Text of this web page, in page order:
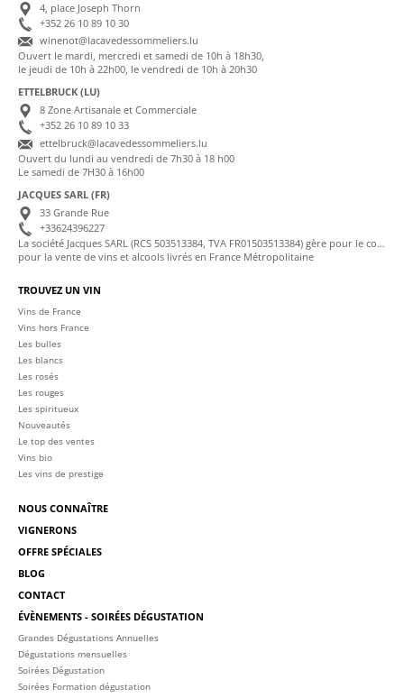
4, place Joseph Thorn
+352 26 10 89 10 30
winenot@lacavedessommeliers.lu
Ouvert le mardi, mercredi et samedi de 10h à 18h30,
le jeudi de 10h à 22h00, le vendredi de 10h à 20h30
ETTELBRUCK (LU)
8 Zone Artisanale et Commerciale
+352 26 10 89 10 33
ettelbruck@lacavedessommeliers.lu
Ouvert du lundi au vendredi de 7h30 à 18 h00
Le samedi de 7H30 à 16h00
JACQUES SARL (FR)
33 Grande Rue
+33624396227
La société Jacques SARL (RCS 503513384, TVA FR01503513384) gère pour le compte de La Cave des Sommeliers les transactions bancaires et la facturation
pour la vente de vins et alcools livrés en France Métropolitaine
TROUVEZ UN VIN
Vins de France
Vins hors France
Les bulles
Les blancs
Les rosés
Les rouges
Les spiritueux
Nouveautés
Le top des ventes
Vins bio
Les vins de prestige
NOUS CONNAÎTRE
VIGNERONS
OFFRE SPÉCIALES
BLOG
CONTACT
ÉVÈNEMENTS - SOIRÉES DÉGUSTATION
Grandes Dégustations Annuelles
Dégustations mensuelles
Soirées Dégustation
Soirées Formation dégustation